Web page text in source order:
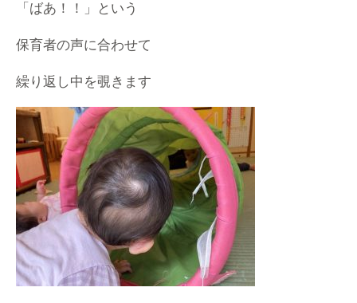
「ばあ！！」という
保育者の声に合わせて
繰り返し中を覗きます